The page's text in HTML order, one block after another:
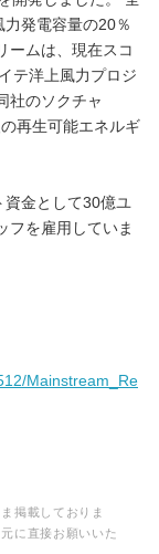
発電容量の20％
ームは、現在スコ
テ洋上風力プロジ
社のソクチャ
再生可能エネルギ
資金として30億ユ
フを雇用していま
Mainstream_Re
掲載しておりま
に直接お願いいた